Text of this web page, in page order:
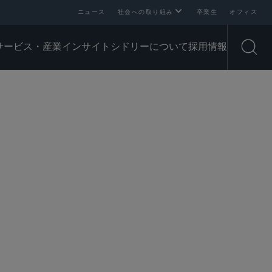
ニュース 社会への取り組み 卒業生 オフィス
ービス・産業インサイト シドリーについて採用情報